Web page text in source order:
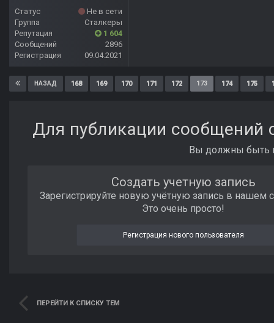
Статус
Не в сети
Группа
Сталкеры
Репутация
1 604
Сообщений
2896
Регистрация
09.04.2021
НАЗАД 168 169 170 171 172 173 174 175
Для публикации сообщений
Вы должны быть
Создать учетную запись
Зарегистрируйте новую учётную запись в нашем
Это очень просто!
Регистрация нового пользователя
ПЕРЕЙТИ К СПИСКУ ТЕМ